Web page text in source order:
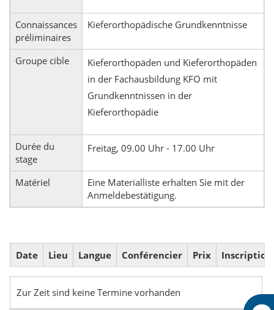
Connaissances
préliminaires
Kieferorthopädische Grundkenntnisse
Groupe cible
Kieferorthopäden und Kieferorthopäden
in der Fachausbildung KFO mit
Grundkenntnissen in der
Kieferorthopädie
Durée du
stage
Freitag, 09.00 Uhr - 17.00 Uhr
Matériel
Eine Materialliste erhalten Sie mit der
Anmeldebestätigung.
Date Lieu Langue Conférencier Prix
Zur Zeit sind keine Termine vorhanden